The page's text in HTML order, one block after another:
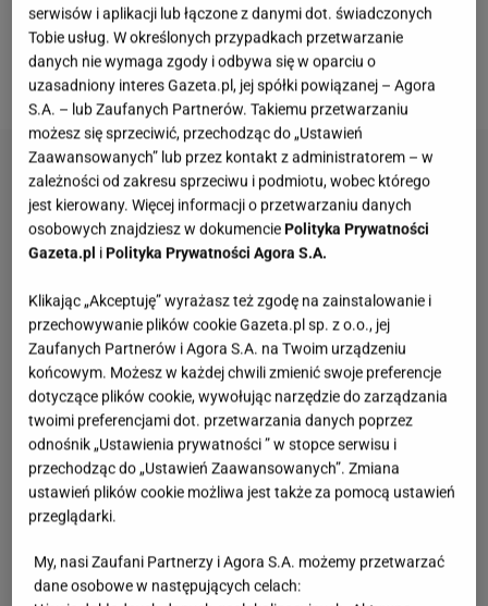
pomysłem wykorzystać elementy garderoby,
tworząc elegancką stylizację na rozpoczęcie roku
szkolnego.
serwisów i aplikacji lub łączone z danymi dot. świadczonych
Tobie usług. W określonych przypadkach przetwarzanie
danych nie wymaga zgody i odbywa się w oparciu o
uzasadniony interes Gazeta.pl, jej spółki powiązanej – Agora
S.A. – lub Zaufanych Partnerów. Takiemu przetwarzaniu
możesz się sprzeciwić, przechodząc do „Ustawień
Zaawansowanych” lub przez kontakt z administratorem – w
zależności od zakresu sprzeciwu i podmiotu, wobec którego
jest kierowany. Więcej informacji o przetwarzaniu danych
osobowych znajdziesz w dokumenciePolityka Prywatności
Gazeta.pl iPolityka Prywatności Agora S.A.
Klikając „Akceptuję” wyrażasz też zgodę na zainstalowanie i
przechowywanie plików cookie Gazeta.pl sp. z o.o., jej
Zaufanych Partnerów i Agora S.A. na Twoim urządzeniu
końcowym. Możesz w każdej chwili zmienić swoje preferencje
dotyczące plików cookie, wywołując narzędzie do zarządzania
twoimi preferencjami dot. przetwarzania danych poprzez
odnośnik „Ustawienia prywatności ” w stopce serwisu i
przechodząc do „Ustawień Zaawansowanych”. Zmiana
ustawień plików cookie możliwa jest także za pomocą ustawień
przeglądarki.
My, nasi Zaufani Partnerzy i Agora S.A. możemy przetwarzać
dane osobowe w następujących celach: